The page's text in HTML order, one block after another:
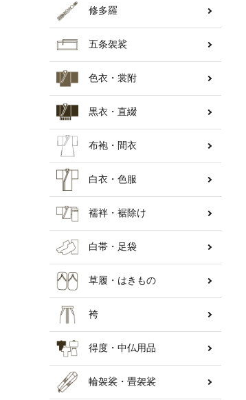
欄間・障子・襖・翠簾
納骨壇
修多羅
五条袈裟
色衣・裳附
黒衣・直綴
布袍・間衣
白衣・色服
襦袢・裾除け
白帯・足袋
草履・はきもの
袴
得度・中仏用品
輪袈裟・畳袈裟